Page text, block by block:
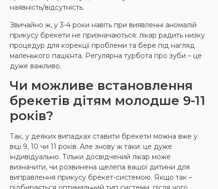
наявність/відсутність.
Звичайно ж, у 3-4 роки навіть при виявленні аномалій
прикусу брекети не призначаються: лікар радить низку
процедур для корекції проблеми та бере під нагляд
маленького пацієнта. Регулярна турбота про зуби – це
дуже важливо.
Чи можливе встановлення
брекетів дітям молодше 9-11
років?
Так, у деяких випадках ставити брекети можна вже у
віці 9, 10 чи 11 років. Але знову ж таки: це дуже
індивідуально. Тільки досвідчений лікар може
визначити, чи розвинена щелепа вашої дитини для
виправлення прикусу брекет-системою. Якщо так –